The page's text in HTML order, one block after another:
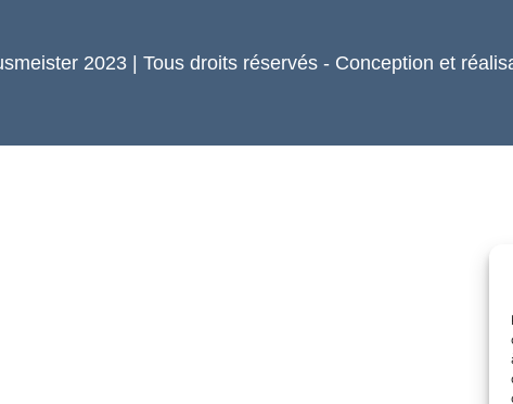
2023 | Tous droits réservés - Conception et